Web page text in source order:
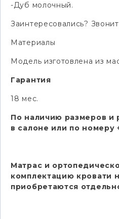
-Дуб молочный.
Заинтересовались?
Материалы
Модель изготовлена из
Гарантия
18 мес.
По наличию размеров и
в салоне или по номеру
Матрас и
комплектацию кровати
приобретаются